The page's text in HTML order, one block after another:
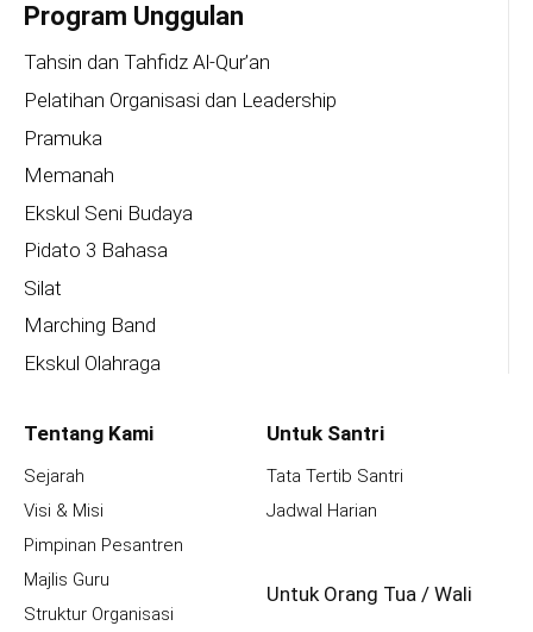
Program Unggulan
Tahsin dan Tahfidz Al-Qur’an
Pelatihan Organisasi dan Leadership
Pramuka
Memanah
Ekskul Seni Budaya
Pidato 3 Bahasa
Silat
Marching Band
Ekskul Olahraga
Tentang Kami
Sejarah
Visi & Misi
Pimpinan Pesantren
Majlis Guru
Struktur Organisasi
Untuk Santri
Tata Tertib Santri
Jadwal Harian
Untuk Orang Tua / Wali